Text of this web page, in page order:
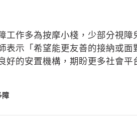
工作多為按摩小棧，少部分視
表示「希望能更友善的接納或
好的安置機構，期盼更多社會平
障